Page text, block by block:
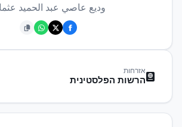
وديع عاصي عبد الحميد
אזרחות
הרשות הפלסטינית